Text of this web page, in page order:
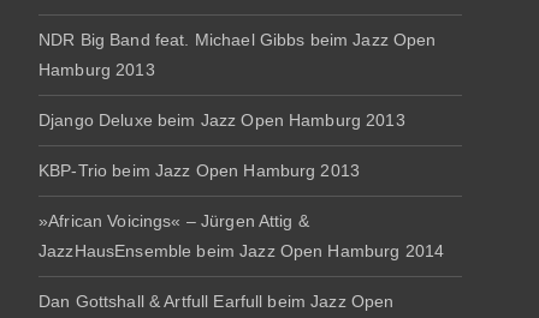
NDR Big Band feat. Michael Gibbs beim Jazz Open
Hamburg 2013
Django Deluxe beim Jazz Open Hamburg 2013
KBP-Trio beim Jazz Open Hamburg 2013
»African Voicings« – Jürgen Attig &
JazzHausEnsemble beim Jazz Open Hamburg 2014
Dan Gottshall & Artfull Earfull beim Jazz Open